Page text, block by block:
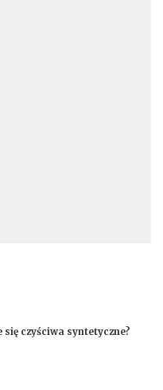
czyściwa syntetyczne?